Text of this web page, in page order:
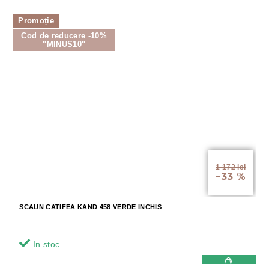
Promoție
Cod de reducere -10%
"MINUS10"
1 172 lei
–33 %
SCAUN CATIFEA KAND 458 VERDE INCHIS
In stoc